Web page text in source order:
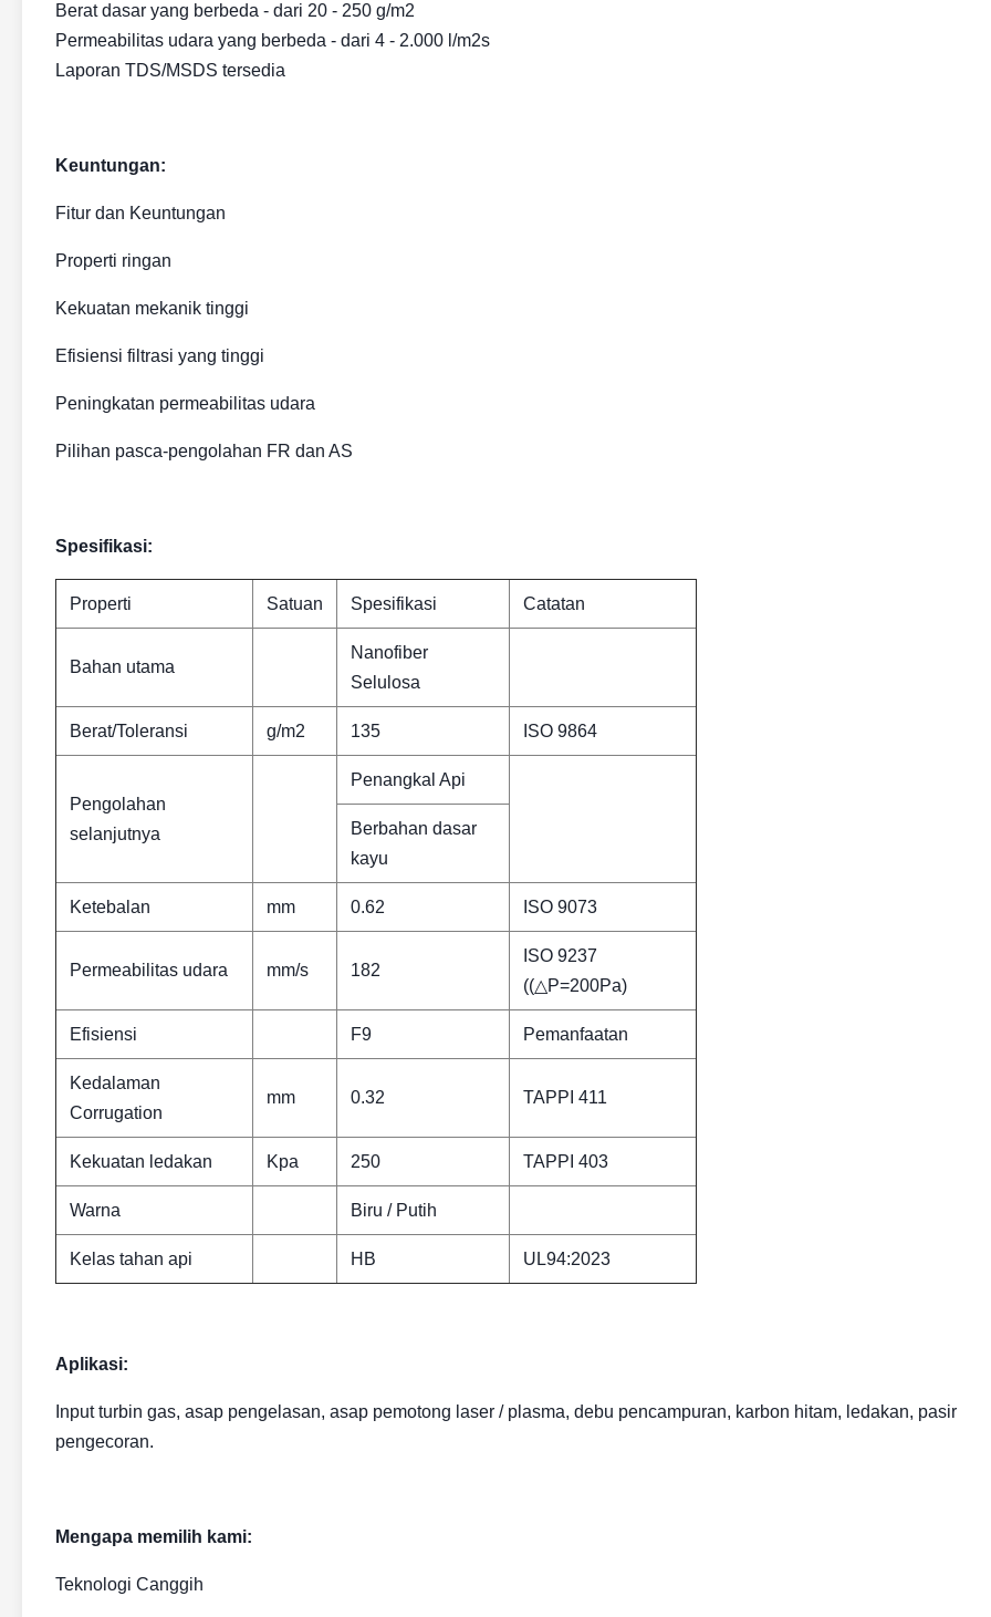
Berat dasar yang berbeda - dari 20 - 250 g/m2
Permeabilitas udara yang berbeda - dari 4 - 2.000 l/m2s
Laporan TDS/MSDS tersedia
Keuntungan:
Fitur dan Keuntungan
Properti ringan
Kekuatan mekanik tinggi
Efisiensi filtrasi yang tinggi
Peningkatan permeabilitas udara
Pilihan pasca-pengolahan FR dan AS
Spesifikasi:
Properti Satuan Spesifikasi Catatan
Bahan utama
Nanofiber
Selulosa
Berat/Toleransi g/m2 135 ISO 9864
Pengolahan
selanjutnya
Penangkal Api
Berbahan dasar
kayu
Ketebalan mm 0.62 ISO 9073
Permeabilitas udara mm/s 182
ISO 9237
((△P=200Pa)
Efisiensi F9 Pemanfaatan
Kedalaman
Corrugation
mm 0.32 TAPPI 411
Kekuatan ledakan Kpa 250 TAPPI 403
Warna Biru / Putih
Kelas tahan api HB UL94:2023
Aplikasi:
Input turbin gas, asap pengelasan, asap pemotong laser / plasma, debu pencampuran, karbon hitam, ledakan, pasir
pengecoran.
Mengapa memilih kami:
Teknologi Canggih